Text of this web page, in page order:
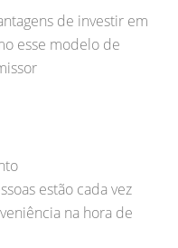
de investir em
esse modelo de
estão cada vez
na hora de